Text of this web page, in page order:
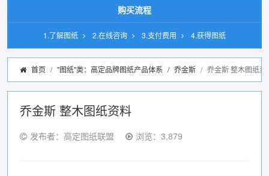
购买流程
1.了解图纸 2.在线咨询 3.支付费用 4.获得图纸
首页 "图纸"类：高定品牌图纸产品体系 / 乔金斯 乔金斯 整木图纸资
乔金斯 整木图纸资料
发布者：高定图纸联盟 浏览：3,879